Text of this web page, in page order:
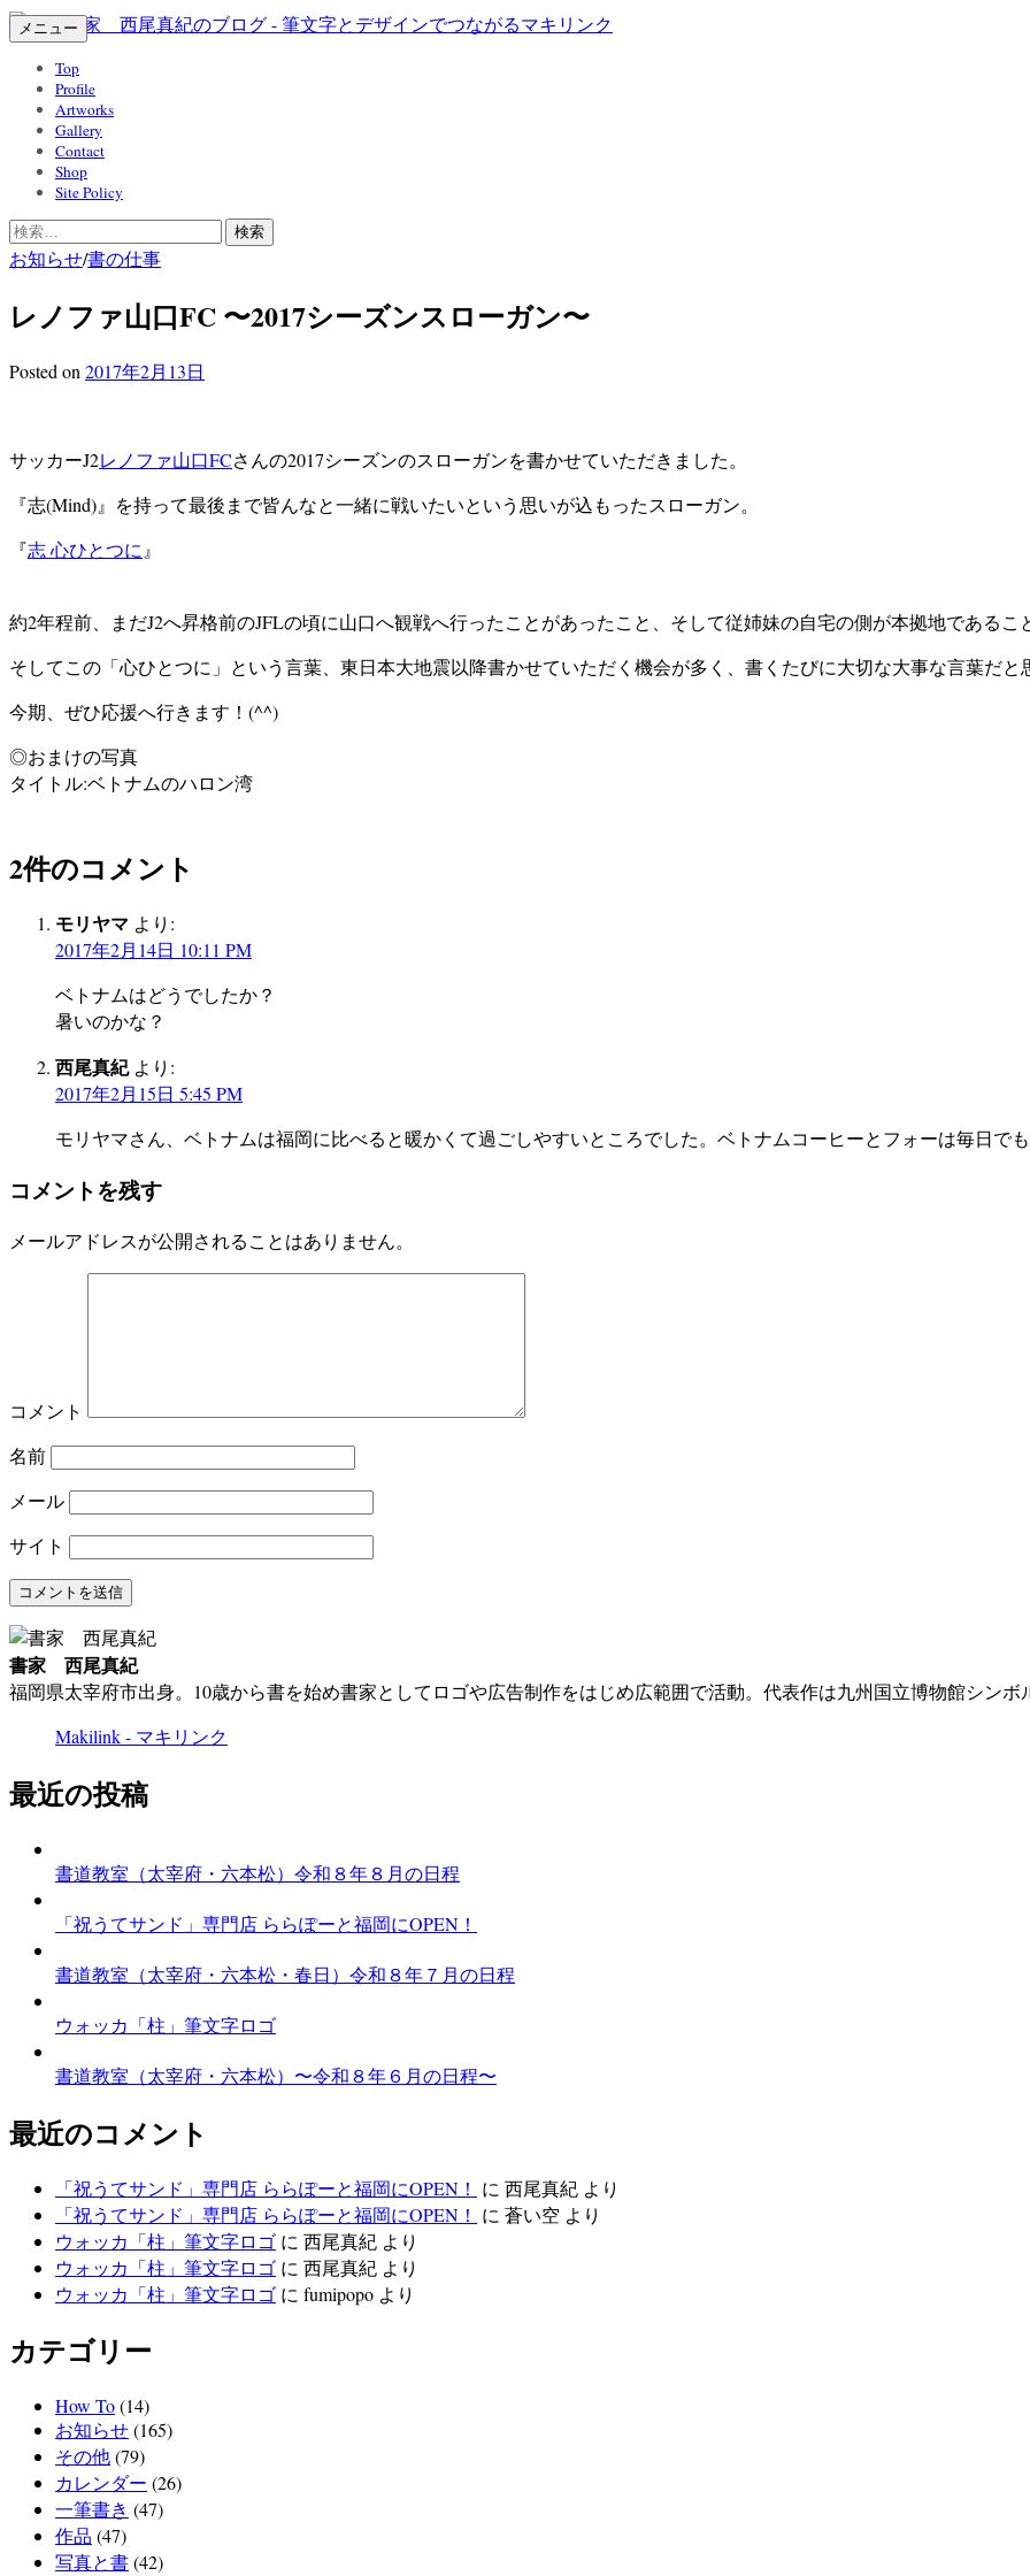
コ
ン
ッ
プ
メニュー
Top
Profile
Artworks
Gallery
Contact
Shop
Site Policy
検
索:
お知らせ/書の仕事
レノファ山口FC 〜2017シーズンスローガン〜
Posted on 2017年2月13日
サッカーJ2レノファ山口FCさんの2017シーズンのスローガンを書かせていただきました。
『志(Mind)』を持って最後まで皆んなと一緒に戦いたいという思いが込もったスローガン。
『志 心ひとつに 』
約2年程前、まだJ2へ昇格前のJFLの頃に山口へ観戦へ行ったことがあったこと、そして従姉妹の自宅の側が本拠地であるこ
そしてこの「心ひとつに」という言葉、東日本大地震以降書かせていただく機会が多く、書くたびに大切な大事な言葉だと
今期、ぜひ応援へ行きます！(^^)
◎おまけの写真
タイトル:ベトナムのハロン湾
2件のコメント
モリヤマ より:
2017年2月14日 10:11 PM
ベトナムはどうでしたか？
暑いのかな？
西尾真紀 より:
2017年2月15日 5:45 PM
モリヤマさん、ベトナムは福岡に比べると暖かくて過ごしやすいところでした。ベトナムコーヒーとフォーは毎日で
コメントを残す
メールアドレスが公開されることはありません。
コメント
名前
メール
サイト
書家 西尾真紀
福岡県太宰府市出身。10歳から書を始め書家としてロゴや広告制作をはじめ広範囲で活動。代表作は九州国立博物館シンボ
Makilink - マキリンク
最近の投稿
書道教室（太宰府・六本松）令和８年８月の日程
「祝うてサンド」専門店 ららぽーと福岡にOPEN！
書道教室（太宰府・六本松・春日）令和８年７月の日程
ウォッカ「柱」筆文字ロゴ
書道教室（太宰府・六本松）〜令和８年６月の日程〜
最近のコメント
「祝うてサンド」専門店 ららぽーと福岡にOPEN！ に 西尾真紀 より
「祝うてサンド」専門店 ららぽーと福岡にOPEN！ に 蒼い空 より
ウォッカ「柱」筆文字ロゴ に 西尾真紀 より
ウォッカ「柱」筆文字ロゴ に 西尾真紀 より
ウォッカ「柱」筆文字ロゴ に fumipopo より
カテゴリー
How To(14)
お知らせ(165)
その他(79)
カレンダー (26)
一筆書き (47)
作品 (47)
写真と書(42)